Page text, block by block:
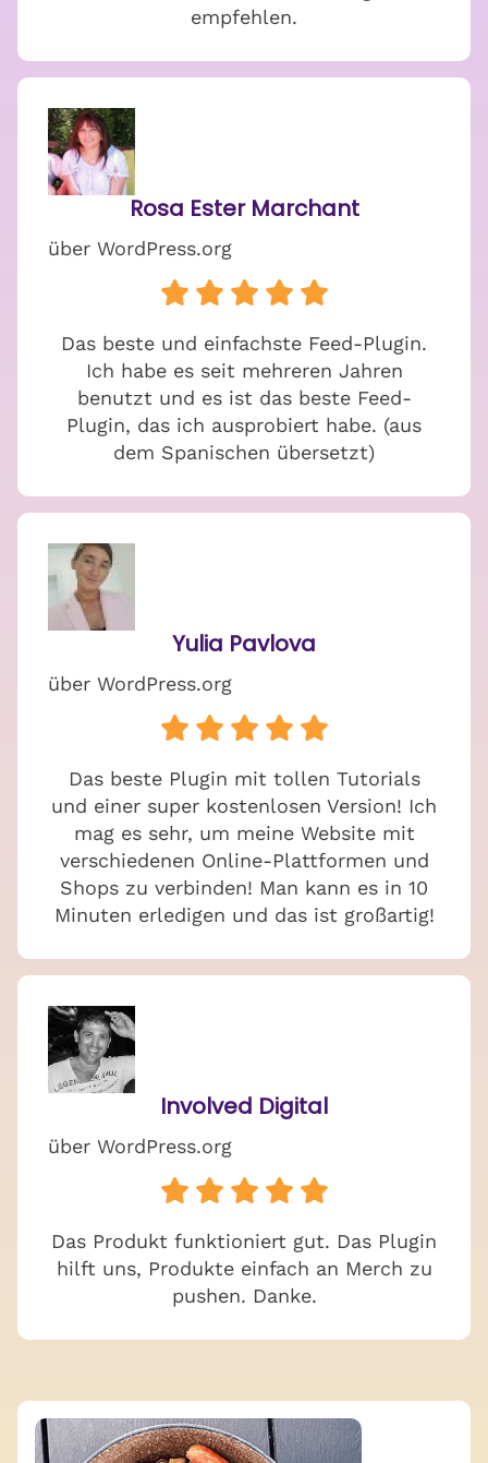
empfehlen.
Rosa Ester Marchant
über WordPress.org
Das beste und einfachste Feed-Plugin.
Ich habe es seit mehreren Jahren
benutzt und es ist das beste Feed-
Plugin, das ich ausprobiert habe. (aus
dem Spanischen übersetzt)
Yulia Pavlova
über WordPress.org
Das beste Plugin mit tollen Tutorials
und einer super kostenlosen Version! Ich
mag es sehr, um meine Website mit
verschiedenen Online-Plattformen und
Shops zu verbinden! Man kann es in 10
Minuten erledigen und das ist großartig!
Involved Digital
über WordPress.org
Das Produkt funktioniert gut. Das Plugin
hilft uns, Produkte einfach an Merch zu
pushen. Danke.